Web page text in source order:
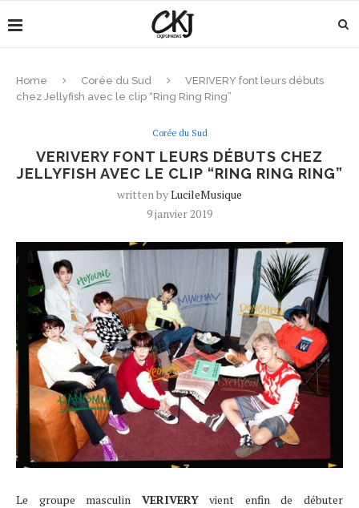
Home Corée du Sud
VERIVERY font leurs débuts
chez Jellyfish avec le clip “Ring Ring Ring”
Corée du Sud
VERIVERY FONT LEURS DÉBUTS CHEZ
JELLYFISH AVEC LE CLIP “RING RING RING”
written byLucileMusique
9 janvier 2019
Le groupe masculin VERIVERYvient enfin de débuter